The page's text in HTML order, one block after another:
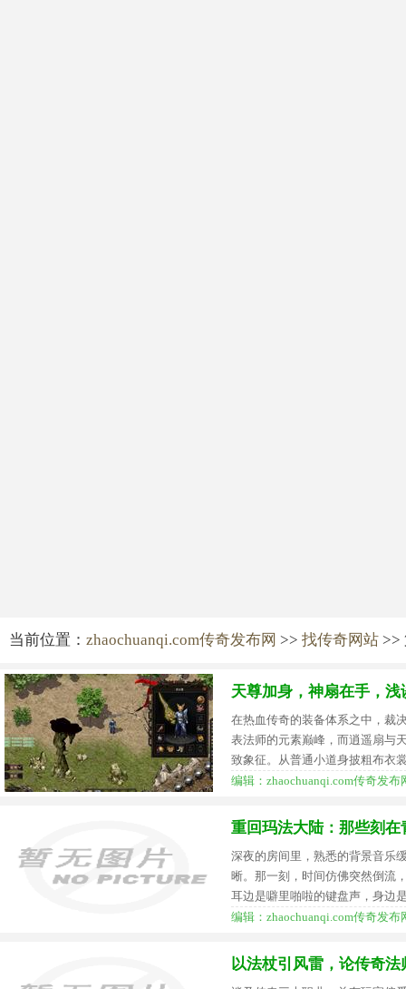
当前位置： zhaochuanqi.com传奇发布网 >> 找传奇网站 >>
天尊加身，神扇在手，
在热血传奇的装备体系之中，裁
表法师的元素巅峰，而逍遥扇与
致象征。从普通小道身披粗布衣
编辑：zhaochuanqi.com传奇发
重回玛法大陆：那些刻
深夜的房间里，熟悉的背景音乐
晰。那一刻，时间仿佛突然倒
耳边是噼里啪啦的键盘声，身边
编辑：zhaochuanqi.com传奇发
以法杖引风雷，论传奇